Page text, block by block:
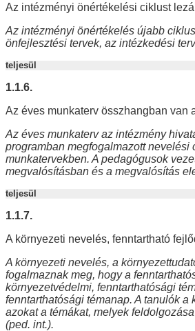
Az intézményi önértékelési ciklust
Az intézményi önértékelés újabb
önfejlesztési tervek, az intézkedési
teljesül
1.1.6.
Az éves munkaterv összhangban van
Az éves munkaterv az intézmény
programban megfogalmazott
munkatervekben. A pedagógusok
megvalósításban és a megvalósítás
teljesül
1.1.7.
A környezeti nevelés, fenntartható
A környezeti nevelés, a
fogalmaznak meg, hogy a
környezetvédelmi, fenntarthatósági
fenntarthatósági témanap. A tanulók
azokat a témákat, melyek
(ped. int.).